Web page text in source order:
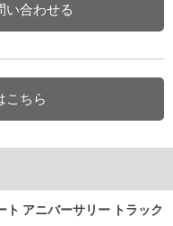
い合わせる
こちら
ト アニバーサリー トラック